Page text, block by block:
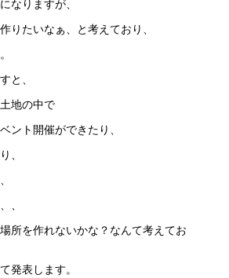
なりますが、
りたいなぁ、と考えており、
と、
地の中で
ント開催ができたり、
、
、
所を作れないかな？なんて考えてお
発表します。